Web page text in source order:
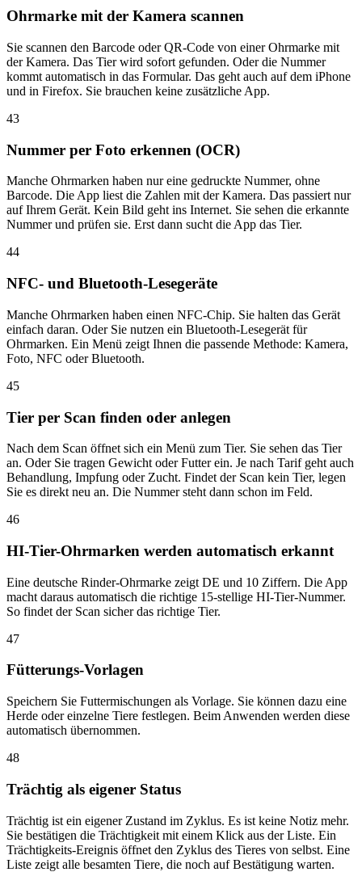
Ohrmarke mit der Kamera scannen
Sie scannen den Barcode oder QR-Code von einer Ohrmarke mit
der Kamera. Das Tier wird sofort gefunden. Oder die Nummer
kommt automatisch in das Formular. Das geht auch auf dem iPhone
und in Firefox. Sie brauchen keine zusätzliche App.
43
Nummer per Foto erkennen (OCR)
Manche Ohrmarken haben nur eine gedruckte Nummer, ohne
Barcode. Die App liest die Zahlen mit der Kamera. Das passiert nur
auf Ihrem Gerät. Kein Bild geht ins Internet. Sie sehen die erkannte
Nummer und prüfen sie. Erst dann sucht die App das Tier.
44
NFC- und Bluetooth-Lesegeräte
Manche Ohrmarken haben einen NFC-Chip. Sie halten das Gerät
einfach daran. Oder Sie nutzen ein Bluetooth-Lesegerät für
Ohrmarken. Ein Menü zeigt Ihnen die passende Methode: Kamera,
Foto, NFC oder Bluetooth.
45
Tier per Scan finden oder anlegen
Nach dem Scan öffnet sich ein Menü zum Tier. Sie sehen das Tier
an. Oder Sie tragen Gewicht oder Futter ein. Je nach Tarif geht auch
Behandlung, Impfung oder Zucht. Findet der Scan kein Tier, legen
Sie es direkt neu an. Die Nummer steht dann schon im Feld.
46
HI-Tier-Ohrmarken werden automatisch erkannt
Eine deutsche Rinder-Ohrmarke zeigt DE und 10 Ziffern. Die App
macht daraus automatisch die richtige 15-stellige HI-Tier-Nummer.
So findet der Scan sicher das richtige Tier.
47
Fütterungs-Vorlagen
Speichern Sie Futtermischungen als Vorlage. Sie können dazu eine
Herde oder einzelne Tiere festlegen. Beim Anwenden werden diese
automatisch übernommen.
48
Trächtig als eigener Status
Trächtig ist ein eigener Zustand im Zyklus. Es ist keine Notiz mehr.
Sie bestätigen die Trächtigkeit mit einem Klick aus der Liste. Ein
Trächtigkeits-Ereignis öffnet den Zyklus des Tieres von selbst. Eine
Liste zeigt alle besamten Tiere, die noch auf Bestätigung warten.